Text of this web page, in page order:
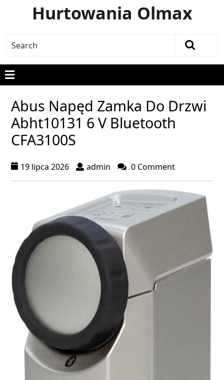
Hurtowania Olmax
Abus Napęd Zamka Do Drzwi
Abht10131 6 V Bluetooth
CFA3100S
19 lipca 2026 admin 0 Comment